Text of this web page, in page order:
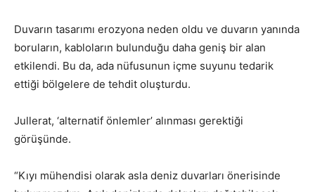
Duvarın tasarımı erozyona neden oldu ve duvarın yanında
boruların, kabloların bulunduğu daha geniş bir alan
etkilendi. Bu da, ada nüfusunun içme suyunu tedarik
ettiği bölgelere de tehdit oluşturdu.
Jullerat, ‘alternatif önlemler’ alınması gerektiği
görüşünde.
“Kıyı mühendisi olarak asla deniz duvarları önerisinde